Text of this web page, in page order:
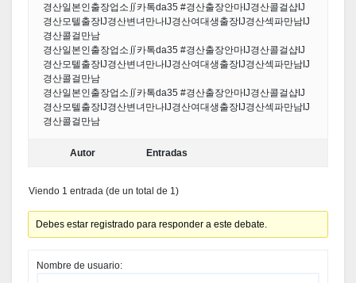
경산일본인출장업소∬카톡da35 #경산출장안마Ĳ경산콜걸샵Ĳ
경산모텔출장Ĳ경산변녀만나Ĳ경산여대생출장Ĳ경산섹파만남Ĳ
경산콜걸만남
경산일본인출장업소∬카톡da35 #경산출장안마Ĳ경산콜걸샵Ĳ
경산모텔출장Ĳ경산변녀만나Ĳ경산여대생출장Ĳ경산섹파만남Ĳ
경산콜걸만남
경산일본인출장업소∬카톡da35 #경산출장안마Ĳ경산콜걸샵Ĳ
경산모텔출장Ĳ경산변녀만나Ĳ경산여대생출장Ĳ경산섹파만남Ĳ
경산콜걸만남
Autor Entradas
Viendo 1 entrada (de un total de 1)
Debes estar registrado para responder a este debate.
Nombre de usuario: